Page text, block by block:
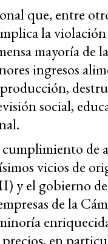
que, entre
la violación
mayoría de
ingresos
social,
de
vicios de
y el gobierno
de la
en